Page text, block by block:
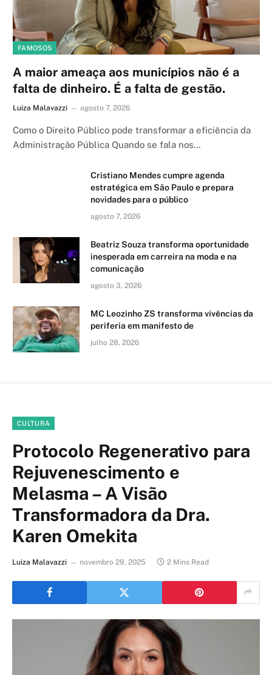
FAMOSOS
A maior ameaça aos municípios não é a
falta de dinheiro. É a falta de gestão.
Luiza Malavazzi agosto 7, 2026
Como o Direito Público pode transformar a eficiência da
Administração Pública Quando se fala nos…
Cristiano Mendes cumpre agenda
estratégica em São Paulo e prepara
novidades para o público
agosto 7, 2026
Beatriz Souza transforma oportunidade
inesperada em carreira na moda e na
comunicação
agosto 3, 2026
MC Leozinho ZS transforma vivências da
periferia em manifesto de
julho 28, 2026
CULTURA
Protocolo Regenerativo para
Rejuvenescimento e
Melasma – A Visão
Transformadora da Dra.
Karen Omekita
Luiza Malavazzi novembro 29, 2025 2 Mins Read